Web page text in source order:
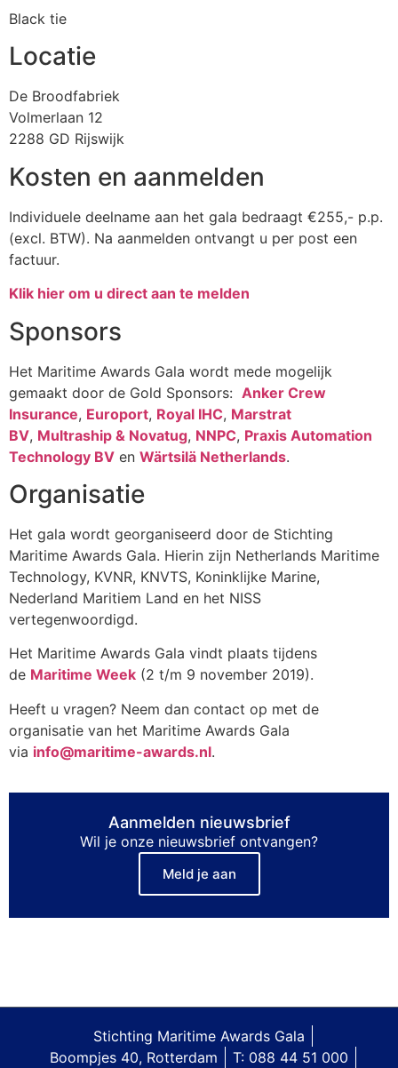
Black tie
Locatie
De Broodfabriek
Volmerlaan 12
2288 GD Rijswijk
Kosten en aanmelden
Individuele deelname aan het gala bedraagt €255,- p.p.
(excl. BTW). Na aanmelden ontvangt u per post een
factuur.
Klik hier om u direct aan te melden
Sponsors
Het Maritime Awards Gala wordt mede mogelijk
gemaakt door de Gold Sponsors: Anker Crew
Insurance, Europort, Royal IHC, Marstrat
BV, Multraship & Novatug, NNPC, Praxis Automation
Technology BV en Wärtsilä Netherlands.
Organisatie
Het gala wordt georganiseerd door de Stichting
Maritime Awards Gala. Hierin zijn Netherlands Maritime
Technology, KVNR, KNVTS, Koninklijke Marine,
Nederland Maritiem Land en het NISS
vertegenwoordigd.
Het Maritime Awards Gala vindt plaats tijdens
de Maritime Week (2 t/m 9 november 2019).
Heeft u vragen? Neem dan contact op met de
organisatie van het Maritime Awards Gala
via info@maritime-awards.nl.
Aanmelden nieuwsbrief
Wil je onze nieuwsbrief ontvangen?
Meld je aan
Stichting Maritime Awards Gala
Boompjes 40, Rotterdam
T: 088 44 51 000